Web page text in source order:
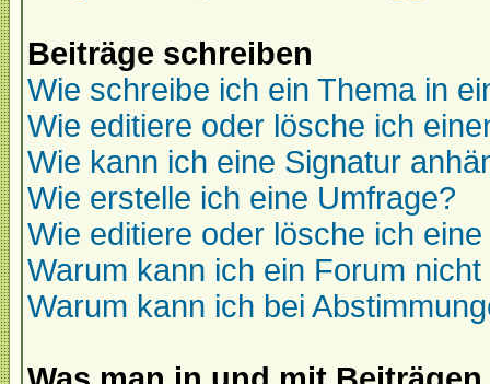
Beiträge schreiben
Wie schreibe ich ein Thema in
Wie editiere oder lösche ich
Wie kann ich eine Signatur
Wie erstelle ich eine Umfrage?
Wie editiere oder lösche ich
Warum kann ich ein Forum
Warum kann ich bei